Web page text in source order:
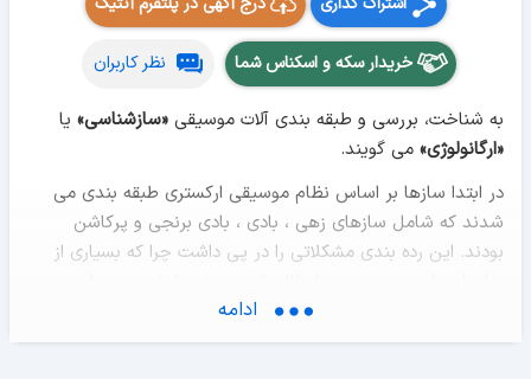
خریدار سکه و اسکناس شما نظر کاربران
به شناخت، بررسی و طبقه بندی آلات موسیقی «سازشناسی» یا
«ارگانولوژی» می گویند.
در ابتدا سازها بر اساس نظام موسیقی ارکستری طبقه بندی می
شدند که شامل سازهای زهی ، بادی ، بادی برنجی و پرکاشن
بودند. این رده بندی مشکلاتی را در پی داشت چرا که بسیاری از
یک نظام رده بندی برای ساز های موسیقی
را پایه گذاری کرد که بعد ها در سال 1914 میلادی توسط
«کورت
ادامه